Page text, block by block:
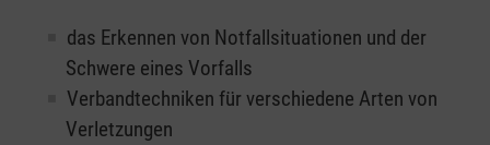
das Erkennen von Notfallsituationen und der
Schwere eines Vorfalls
Verbandtechniken für verschiedene Arten von
Verletzungen